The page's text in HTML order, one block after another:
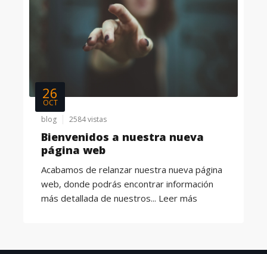
26
OCT
blog
2584 vistas
Bienvenidos a nuestra nueva
página web
Acabamos de relanzar nuestra nueva página
web, donde podrás encontrar información
más detallada de nuestros... Leer más